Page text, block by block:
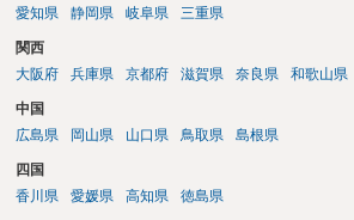
愛知県
静岡県 岐阜県 三重県
関西
大阪府
兵庫県 京都府 滋賀県 奈良県 和歌山県
中国
広島県
岡山県 山口県 鳥取県 島根県
四国
香川県
愛媛県 高知県 徳島県